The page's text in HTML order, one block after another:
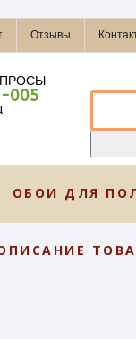
Отзывы
005
ОБОИ ДЛЯ